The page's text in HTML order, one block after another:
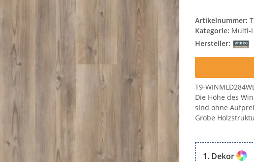
Artikelnummer:
Kategorie: Multi-
Hersteller:
T9-
Die Höhe des
sind ohne
Grobe
Dekor